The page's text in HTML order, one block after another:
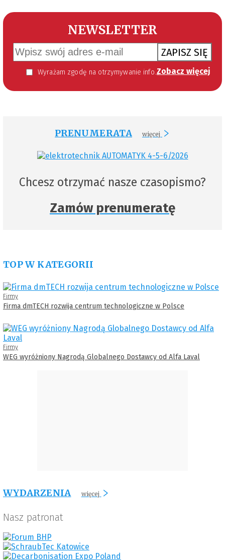
NEWSLETTER
ZAPISZ SIĘ
Wyrażam zgodę na otrzymywanie informacji handlowej kierowanej do mnie za pomocą środków komunikacji elektronicznej w szczególności poczty elektronicznej zgodnie z przepisem art. 10 ust 2 ustawy z dnia 18 lipca 2002 roku o świadczeniu usług drogą elektroniczną (Dz. U. 144 z 2002 r. poz. 1204). Zgoda jest dobrowolna, jednak jej wyrażenie jest konieczne, aby otrzymywać newsletter. Zobacz więcej
PRENUMERATA więcej
Chcesz otrzymać nasze czasopismo?
Zamów prenumeratę
TOP W KATEGORII
Firmy
Firma dmTECH rozwija centrum technologiczne w Polsce
Firmy
WEG wyróżniony Nagrodą Globalnego Dostawcy od Alfa Laval
WYDARZENIA więcej
Nasz patronat